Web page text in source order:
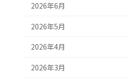
2026年6月
2026年5月
2026年4月
2026年3月